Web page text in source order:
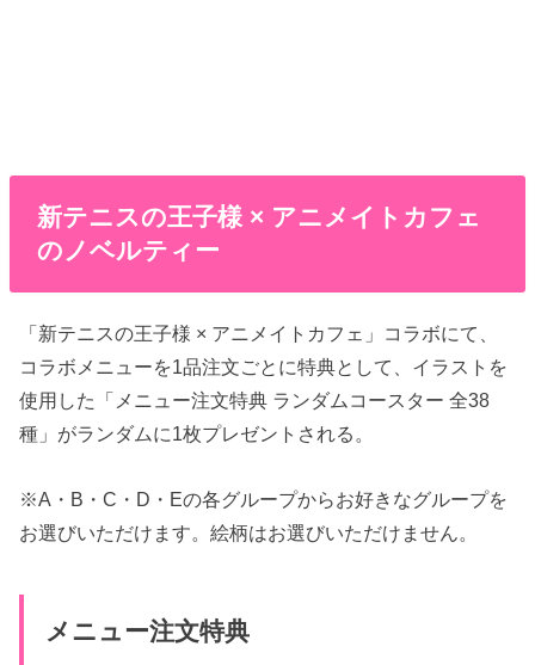
新テニスの王子様 × アニメイトカフェ
のノベルティー
「新テニスの王子様 × アニメイトカフェ」コラボにて、
コラボメニューを1品注文ごとに特典として、イラストを
使用した「メニュー注文特典 ランダムコースター 全38
種」がランダムに1枚プレゼントされる。
※A・B・C・D・Eの各グループからお好きなグループを
お選びいただけます。絵柄はお選びいただけません。
メニュー注文特典